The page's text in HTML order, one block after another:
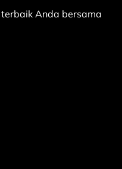
Anda bersama